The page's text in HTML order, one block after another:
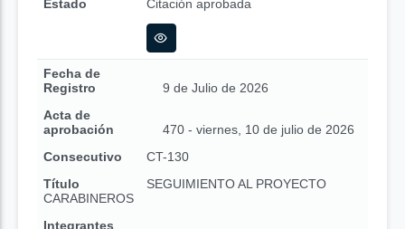
Estado
Citación aprobada
Fecha de
Registro
9 de Julio de 2026
Acta de
aprobación
470 - viernes, 10 de julio de 2026
Consecutivo
CT-130
Título
SEGUIMIENTO AL PROYECTO
CARABINEROS
Integrantes